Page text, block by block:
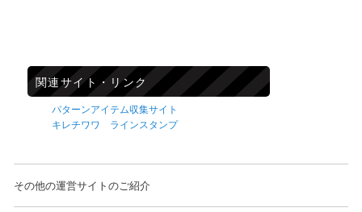
関連サイト・リンク
パターンアイテム収集サイト
キレチワワ ラインスタンプ
その他の運営サイトのご紹介